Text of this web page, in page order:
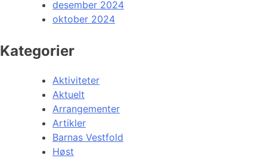
desember 2024
oktober 2024
Kategorier
Aktiviteter
Aktuelt
Arrangementer
Artikler
Barnas Vestfold
Høst